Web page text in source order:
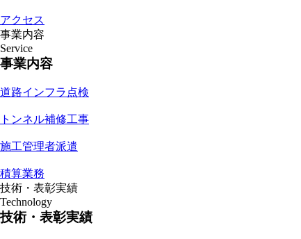
アクセス
事業内容
Service
事業内容
道路インフラ点検
トンネル補修工事
施工管理者派遣
積算業務
技術・表彰実績
Technology
技術・表彰実績